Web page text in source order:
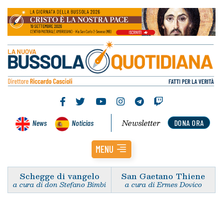
News Noticias DONA ORA
Newsletter
MENU
Schegge di vangelo
a cura di don Stefano Bimbi
San Gaetano Thiene
a cura di Ermes Dovico